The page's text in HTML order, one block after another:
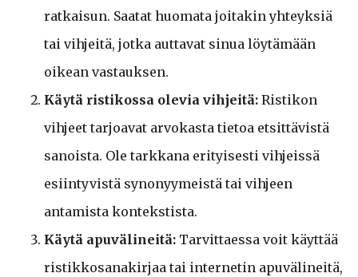
ratkaisun. Saatat huomata joitakin yhteyksiä
tai vihjeitä, jotka auttavat sinua löytämään
oikean vastauksen.
Käytä ristikossa olevia vihjeitä: Ristikon
vihjeet tarjoavat arvokasta tietoa etsittävistä
sanoista. Ole tarkkana erityisesti vihjeissä
esiintyvistä synonyymeistä tai vihjeen
antamista kontekstista.
Käytä apuvälineitä: Tarvittaessa voit käyttää
ristikkosanakirjaa tai internetin apuvälineitä,